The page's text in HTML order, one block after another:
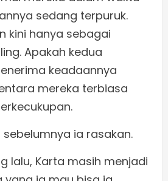
sedang terpuruk.
kini hanya sebagai
Apakah kedua
keadaannya
mereka terbiasa
ia rasakan.
lalu, Karta masih menjadi